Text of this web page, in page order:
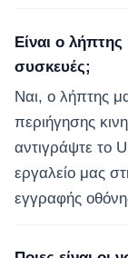
Είναι ο
συσκευές;
Ναι, ο λήπτης
περιήγησης
αντιγράψτε το
εργαλείο μας
εγγραφής